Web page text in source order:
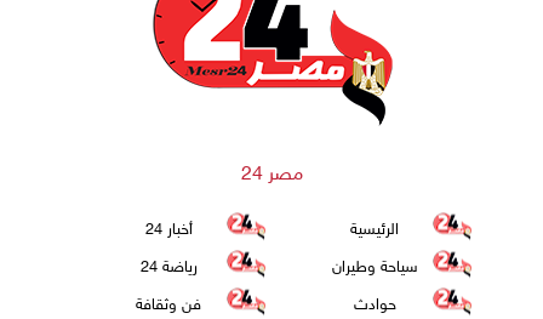
مصر 24
الرئيسية
أخبار 24
سياحة وطيران
رياضة 24
حوادث
فن وثقافة